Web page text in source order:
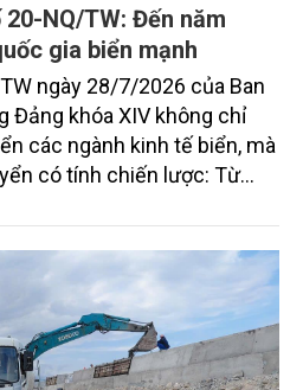
NQ/TW: Đến năm
gia biển mạnh
ngày 28/7/2026 của Ban
Đảng khóa XIV không chỉ
các ngành kinh tế biển, mà
có tính chiến lược: Từ
sang "xây dựng quốc
chuyển ấy, ngành Nông
vai trò đặc biệt quan trọng,
hoạch không gian biển,
bảo vệ môi trường, phục hồi
sinh kế bền vững cho người